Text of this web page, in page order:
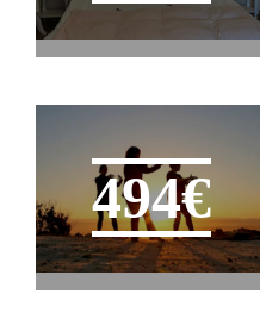
494€